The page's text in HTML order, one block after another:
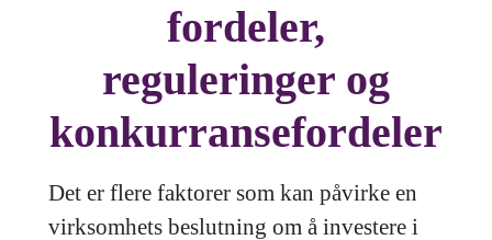
fordeler,
reguleringer og
konkurransefordeler
Det er flere faktorer som kan påvirke en
virksomhets beslutning om å investere i